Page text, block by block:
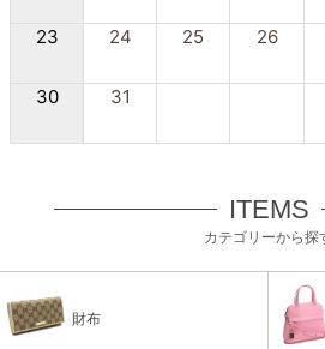
23 24 25 26
30 31
ITEMS
カテゴリーから探
財布